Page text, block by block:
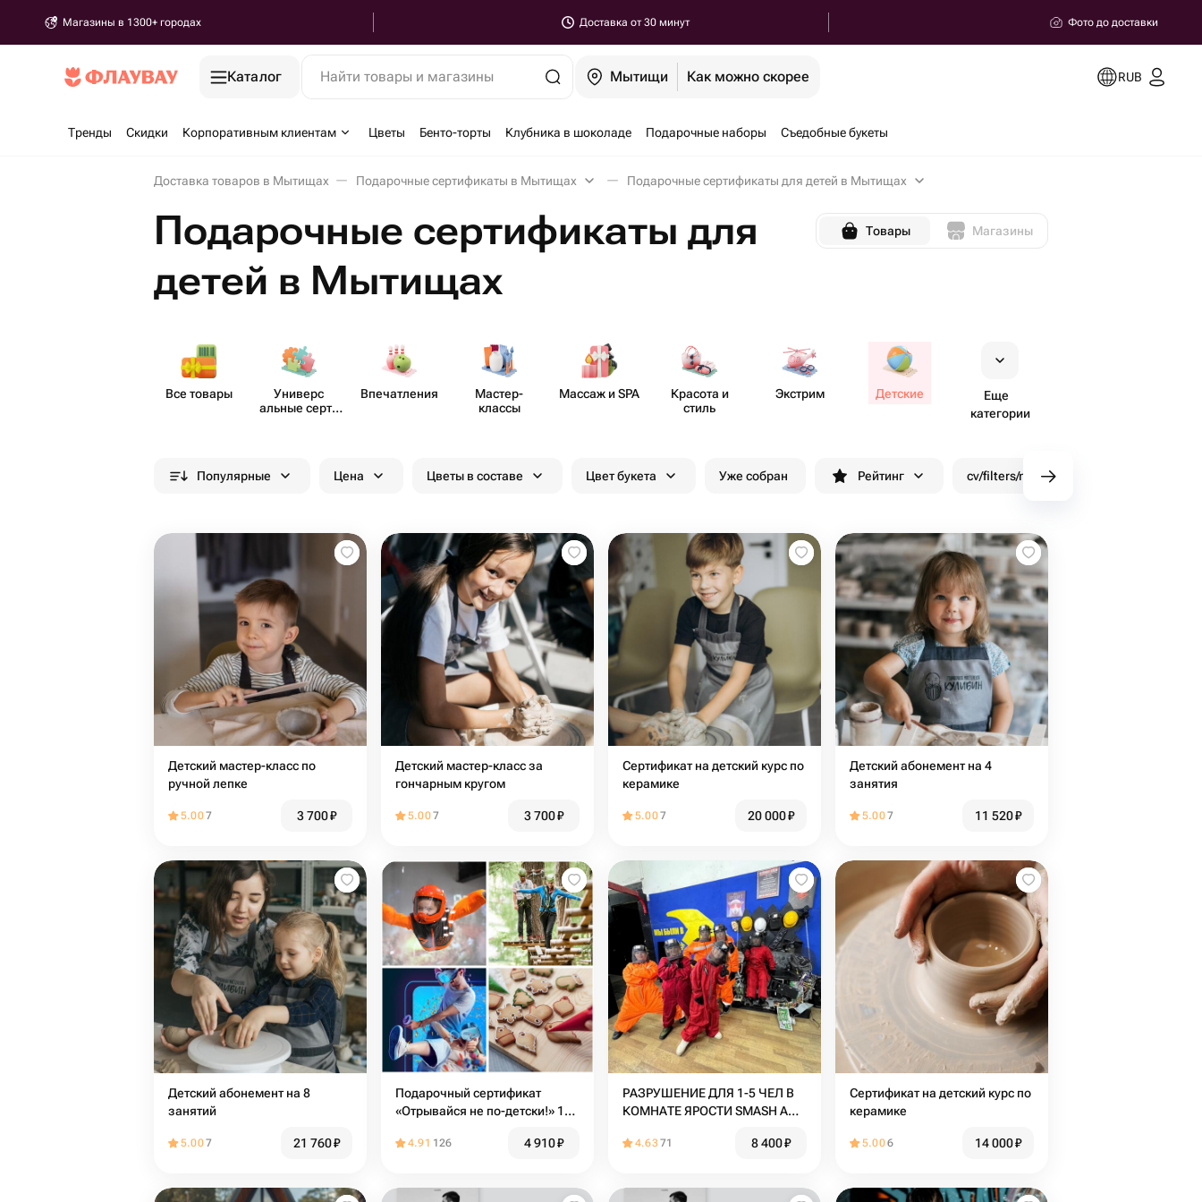
Магазины в 1300+ городах Доставка от 30 минут Фото до доставки
Каталог Найти товары и магазины Мытищи Как можно скорее RUB
Тренды Скидки Корпоративным клиентам Цветы Бенто-торты Клубника в шоколаде Подарочные наборы Съедобные букеты
Доставка товаров в Мытищах Подарочные сертификаты в Мытищах Подарочные сертификаты для детей в Мытищах
Подарочные сертификаты для
детей в Мытищах
Товары Магазины
Все товары
Универс​
альные серти​
Впеча​тления
Мастер-​
классы
Массаж и SPA
Красота и
стиль
Экстрим Детские
Еще
категории
Популярные Цена Цветы в составе Цвет букета Уже собран Рейтинг cv/filters/name_fast_delivery
Детский мастер-класс по
ручной лепке
5.007 3 700₽
Детский мастер-класс за
гончарным кругом
5.007 3 700₽
Сертификат на детский курс по
керамике
5.007 20 000₽
Детский абонемент на 4
занятия
5.007 11 520₽
Детский абонемент на 8
занятий
5.007 21 760₽
Подарочный сертификат
«Отрывайся не по-детски!» 19
4.91 126 4 910₽
РАЗРУШЕНИЕ ДЛЯ 1-5 ЧЕЛ В
КОМНАТЕ ЯРОСТИ SMASH AND
"ДЕТСКИЙ"
4.6371 8 400₽
Сертификат на детский курс по
керамике
5.006 14 000₽